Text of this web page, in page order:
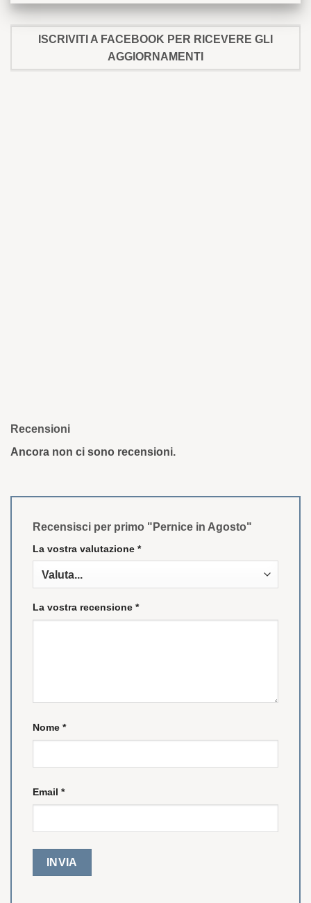
ISCRIVITI A FACEBOOK PER RICEVERE GLI
AGGIORNAMENTI
Recensioni
Ancora non ci sono recensioni.
Recensisci per primo "Pernice in Agosto"
La vostra valutazione *
La vostra recensione *
Nome *
Email *